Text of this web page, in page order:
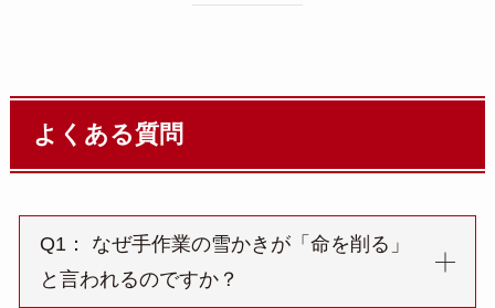
よくある質問
Q1： なぜ手作業の雪かきが「命を削る」
と言われるのですか？